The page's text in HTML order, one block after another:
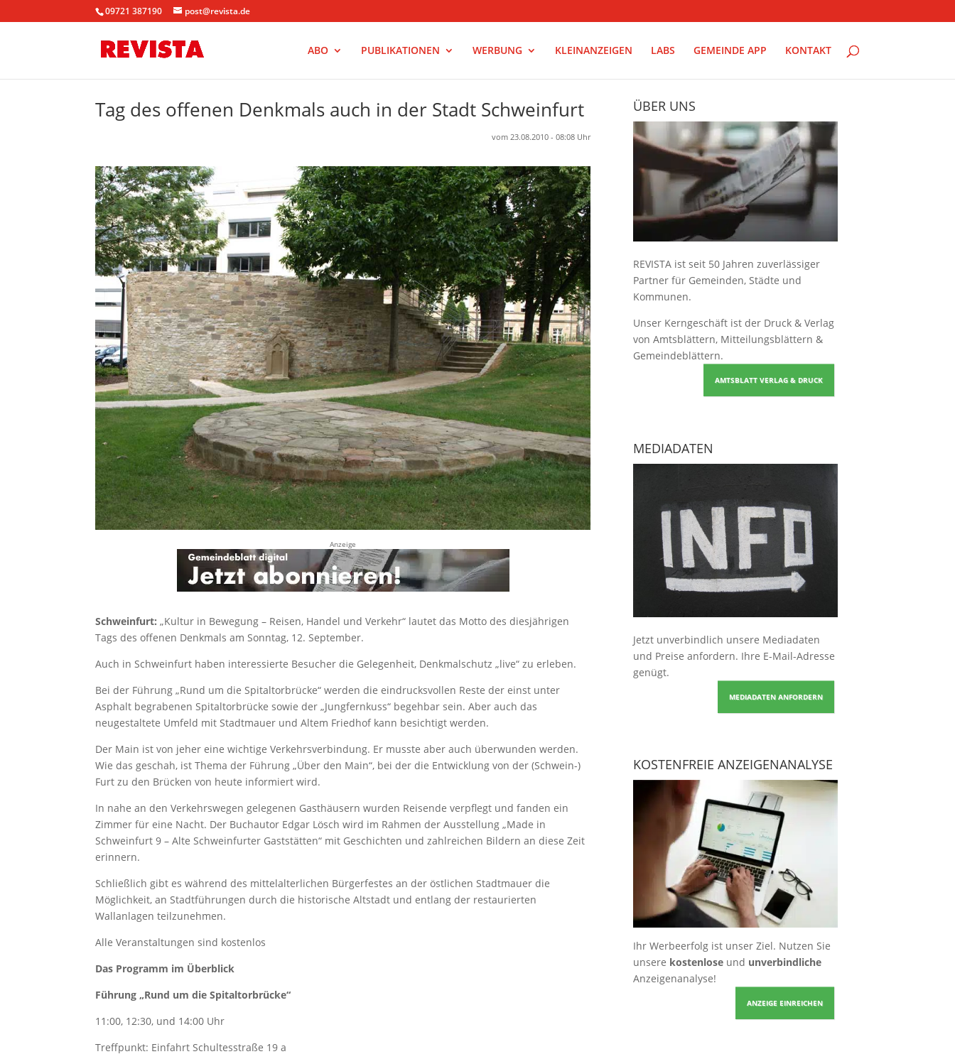
09721 387190 post@revista.de
ABO PUBLIKATIONEN WERBUNG KLEINANZEIGEN LABS GEMEINDE APP KONTAKT
Tag des offenen Denkmals auch in der Stadt Schweinfurt
vom 23.08.2010 - 08:08 Uhr
Anzeige
Schweinfurt: „Kultur in Bewegung – Reisen, Handel und Verkehr“ lautet das Motto des diesjährigen
Tags des offenen Denkmals am Sonntag, 12. September.
Auch in Schweinfurt haben interessierte Besucher die Gelegenheit, Denkmalschutz „live“ zu erleben.
Bei der Führung „Rund um die Spitaltorbrücke“ werden die eindrucksvollen Reste der einst unter
Asphalt begrabenen Spitaltorbrücke sowie der „Jungfernkuss“ begehbar sein. Aber auch das
neugestaltete Umfeld mit Stadtmauer und Altem Friedhof kann besichtigt werden.
Der Main ist von jeher eine wichtige Verkehrsverbindung. Er musste aber auch überwunden werden.
Wie das geschah, ist Thema der Führung „Über den Main“, bei der die Entwicklung von der (Schwein-)
Furt zu den Brücken von heute informiert wird.
In nahe an den Verkehrswegen gelegenen Gasthäusern wurden Reisende verpflegt und fanden ein
Zimmer für eine Nacht. Der Buchautor Edgar Lösch wird im Rahmen der Ausstellung „Made in
Schweinfurt 9 – Alte Schweinfurter Gaststätten“ mit Geschichten und zahlreichen Bildern an diese Zeit
erinnern.
Schließlich gibt es während des mittelalterlichen Bürgerfestes an der östlichen Stadtmauer die
Möglichkeit, an Stadtführungen durch die historische Altstadt und entlang der restaurierten
Wallanlagen teilzunehmen.
Alle Veranstaltungen sind kostenlos
Das Programm im Überblick
Führung „Rund um die Spitaltorbrücke“
11:00, 12:30, und 14:00 Uhr
Treffpunkt: Einfahrt Schultesstraße 19 a
ÜBER UNS
REVISTA ist seit 50 Jahren zuverlässiger
Partner für Gemeinden, Städte und
Kommunen.
Unser Kerngeschäft ist der Druck & Verlag
von Amtsblättern, Mitteilungsblättern &
Gemeindeblättern.
AMTSBLATT VERLAG & DRUCK
MEDIADATEN
Jetzt unverbindlich unsere Mediadaten
und Preise anfordern. Ihre E-Mail-Adresse
genügt.
MEDIADATEN ANFORDERN
KOSTENFREIE ANZEIGENANALYSE
Ihr Werbeerfolg ist unser Ziel. Nutzen Sie
unsere kostenloseund unverbindliche
Anzeigenanalyse!
ANZEIGE EINREICHEN